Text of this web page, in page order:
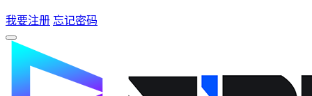
我要注册 忘记密码